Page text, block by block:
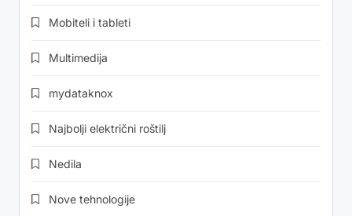
Mobiteli i tableti
Multimedija
mydataknox
Najbolji električni roštilj
Nedila
Nove tehnologije